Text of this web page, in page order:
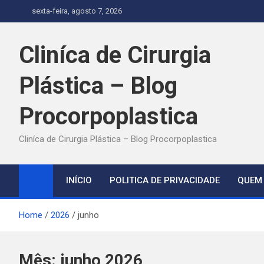
to
sexta-feira, agosto 7, 2026
Cliníca de Cirurgia
Plástica – Blog
Procorpoplastica
Cliníca de Cirurgia Plástica – Blog Procorpoplastica
INÍCIO POLITICA DE PRIVACIDADE
Home 2026 junho